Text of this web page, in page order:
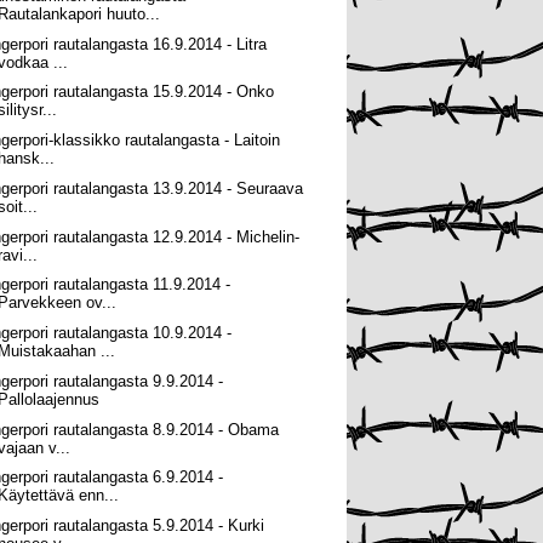
Rautalankapori huuto...
rautalangasta 16.9.2014 - Litra
...
rautalangasta 15.9.2014 - Onko
klassikko rautalangasta - Laitoin
hansk...
rautalangasta 13.9.2014 - Seuraava
rautalangasta 12.9.2014 - Michelin-
rautalangasta 11.9.2014 -
Parvekkeen ov...
rautalangasta 10.9.2014 -
Muistakaahan ...
rautalangasta 9.9.2014 -
Pallolaajennus
rautalangasta 8.9.2014 - Obama
v...
rautalangasta 6.9.2014 -
Käytettävä enn...
rautalangasta 5.9.2014 - Kurki